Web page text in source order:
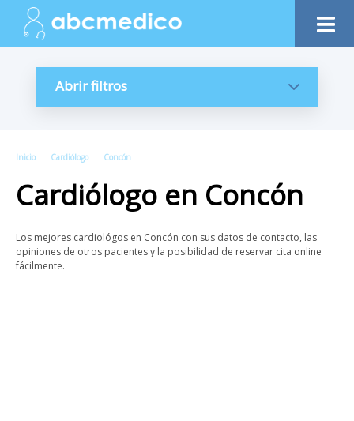
Abrir filtros
Inicio | Cardiólogo | Concón
Cardiólogo en Concón
Los mejores cardiológos en Concón con sus datos de contacto, las
opiniones de otros pacientes y la posibilidad de reservar cita online
fácilmente.